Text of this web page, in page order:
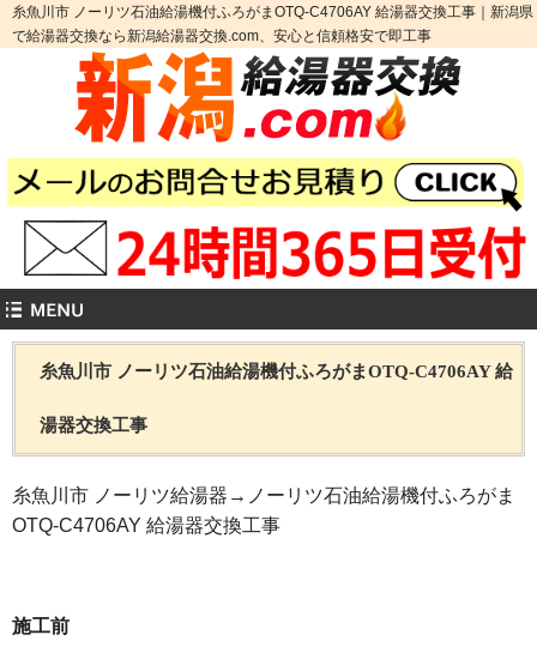
糸魚川市 ノーリツ石油給湯機付ふろがまOTQ-C4706AY 給湯器交換工事｜新潟県
で給湯器交換なら新潟給湯器交換.com、安心と信頼格安で即工事
糸魚川市 ノーリツ石油給湯機付ふろがまOTQ-C4706AY 給
湯器交換工事
糸魚川市 ノーリツ給湯器→ノーリツ石油給湯機付ふろがま
OTQ-C4706AY 給湯器交換工事
施工前